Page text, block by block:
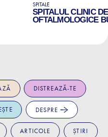
SPITALE
SPITALUL CLINIC
OFTALMOLOGICE
DISTREAZĂ-TE
DESPRE
ARTICOLE ȘTIRI